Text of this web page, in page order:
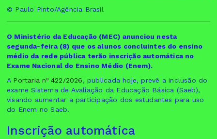
© Paulo Pinto/Agência Brasil
O Ministério da Educação (MEC) anunciou nesta
segunda-feira (8) que os alunos concluintes do ensino
médio da rede pública terão inscrição automática no
Exame Nacional do Ensino Médio (Enem).
A Portaria nº 422/2026, publicada hoje, prevê a inclusão do
exame Sistema de Avaliação da Educação Básica (Saeb),
visando aumentar a participação dos estudantes para uso
do Enem no Saeb.
Inscrição automática